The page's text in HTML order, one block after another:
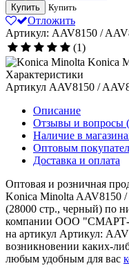
Купить Купить
Отложить
Артикул: AAV8150 /
(1)
Konica
Характеристики
Артикул AAV8150 /
Описание
Отзывы и вопросы
Наличие в
Оптовым
Доставка и оплата
Оптовая и розничная
Konica Minolta AAV8150
(28000 стр., черный) по
компании ООО "СМАРТ-
на артикул Артикул:
возникновении каких-
любым удобным для вас